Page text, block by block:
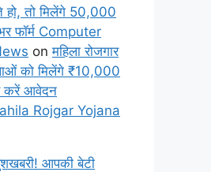
हो, तो मिलेंगे 50,000
फॉर्म Computer
onमहिला रोजगार
को मिलेंगे ₹10,000
करें आवेदन
Rojgar Yojana
आपकी बेटी